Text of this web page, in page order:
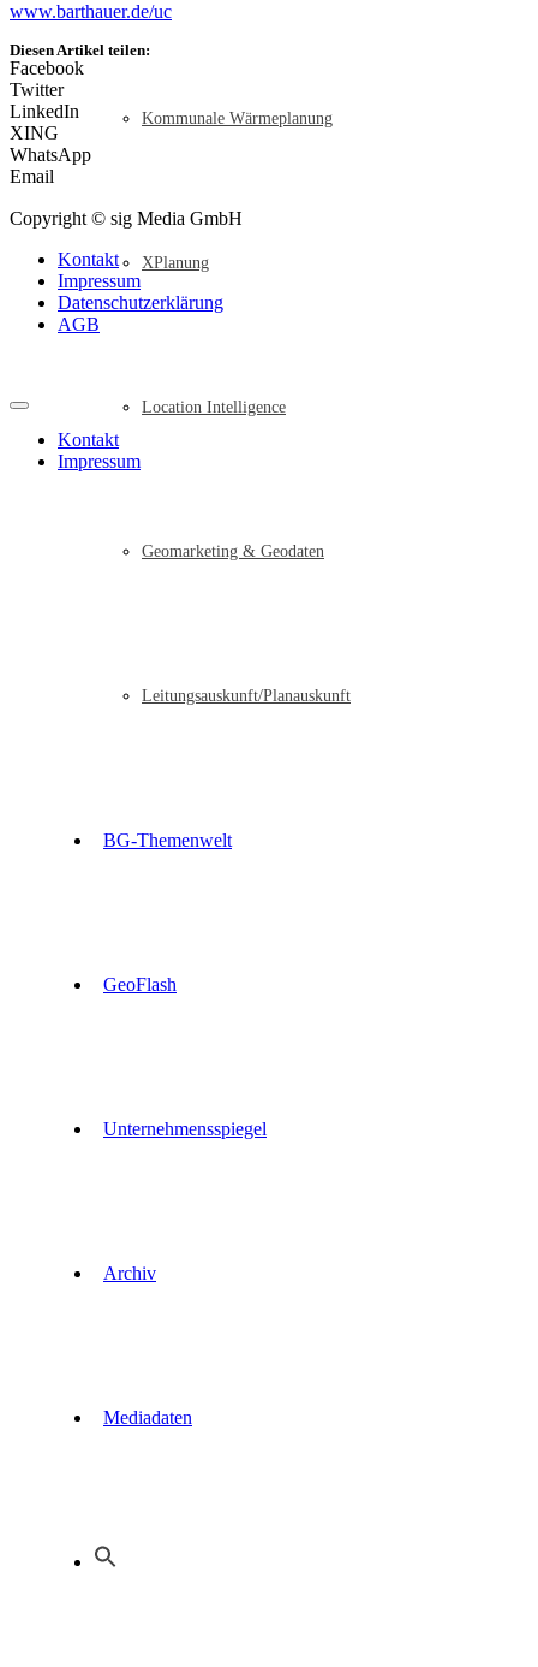
Kommunale Wärmeplanung
XPlanung
Location Intelligence
Geomarketing & Geodaten
Leitungsauskunft/Planauskunft
BG-Themenwelt
GeoFlash
Unternehmensspiegel
Archiv
Mediadaten
www.barthauer.de/uc
Diesen Artikel teilen:
Facebook
Twitter
LinkedIn
XING
WhatsApp
Email
Copyright © sig Media GmbH
Kontakt
Impressum
Datenschutzerklärung
AGB
Kontakt
Impressum